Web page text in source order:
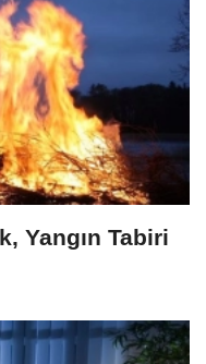
Yangın Tabiri